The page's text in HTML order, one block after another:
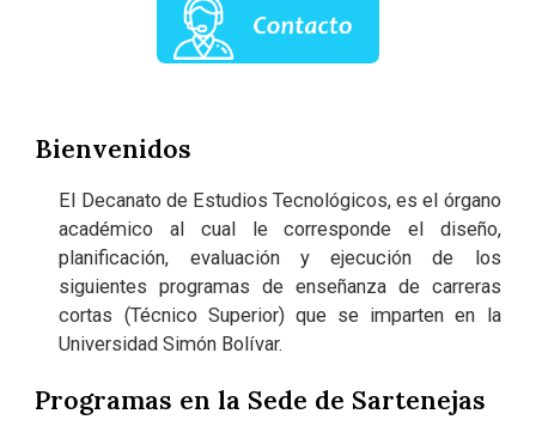
Bienvenidos
El Decanato de Estudios Tecnológicos, es el órgano
académico al cual le corresponde el diseño,
planificación, evaluación y ejecución de los
siguientes programas de enseñanza de carreras
cortas (Técnico Superior) que se imparten en la
Universidad Simón Bolívar.
Programas en la Sede de Sartenejas